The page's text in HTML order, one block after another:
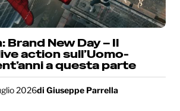
Brand New Day – Il
action sull’Uomo-
a questa parte
2026di Giuseppe Parrella